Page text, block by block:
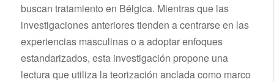
buscan tratamiento en Bélgica. Mientras que las
investigaciones anteriores tienden a centrarse en las
experiencias masculinas o a adoptar enfoques
estandarizados, esta investigación propone una
lectura que utiliza la teorización anclada como marco